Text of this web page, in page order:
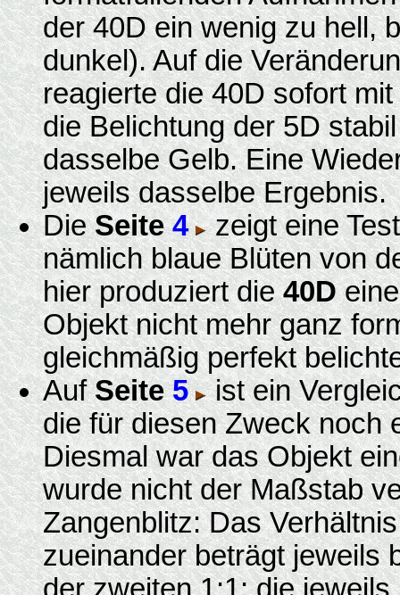
der 40D ein wenig zu hell,
dunkel). Auf die
reagierte die 40D sofort
die Belichtung der 5D
dasselbe Gelb. Eine
jeweils dasselbe Ergebnis.
DieSeite4 zeigt eine
nämlich blaue Blüten von
hier produziert die40Deine
Objekt nicht mehr ganz
gleichmäßig perfekt
AufSeite5 ist ein
die für diesen Zweck noch
Diesmal war das Objekt
wurde nicht der Maßstab
Zangenblitz: Das
zueinander beträgt jeweils
der zweiten 1:1; die